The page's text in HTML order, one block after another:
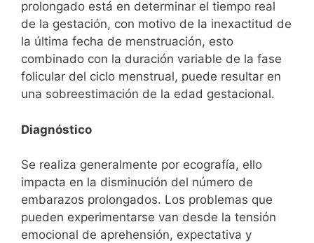
prolongado está en determinar el tiempo real
de la gestación, con motivo de la inexactitud de
la última fecha de menstruación, esto
combinado con la duración variable de la fase
folicular del ciclo menstrual, puede resultar en
una sobreestimación de la edad gestacional.
Diagnóstico
Se realiza generalmente por ecografía, ello
impacta en la disminución del número de
embarazos prolongados. Los problemas que
pueden experimentarse van desde la tensión
emocional de aprehensión, expectativa y